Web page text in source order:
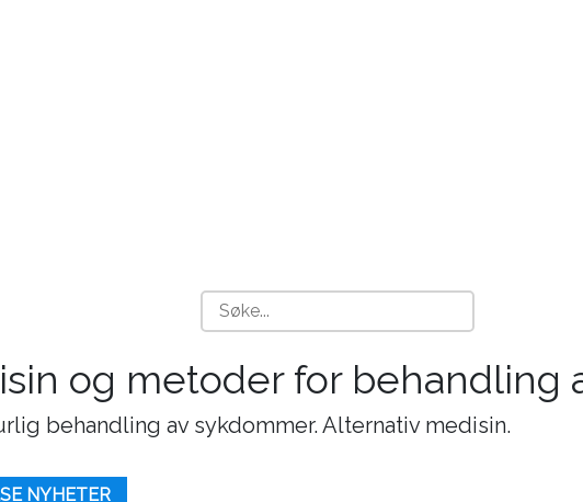
og metoder for behandling
behandling av sykdommer. Alternativ medisin.
NYHETER